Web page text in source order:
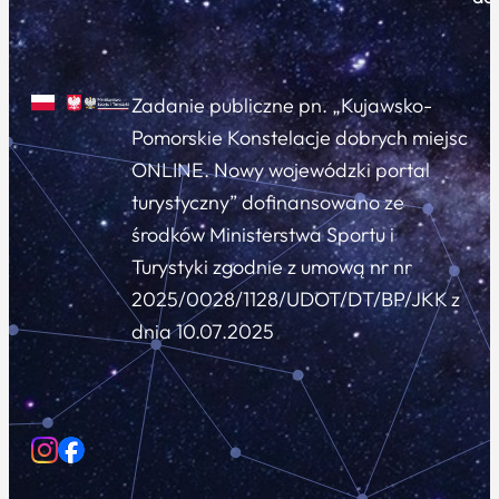
Zadanie publiczne pn. „Kujawsko-
Pomorskie Konstelacje dobrych miejsc
ONLINE. Nowy wojewódzki portal
turystyczny” dofinansowano ze
środków Ministerstwa Sportu i
Turystyki zgodnie z umową nr nr
2025/0028/1128/UDOT/DT/BP/JKK z
dnia 10.07.2025